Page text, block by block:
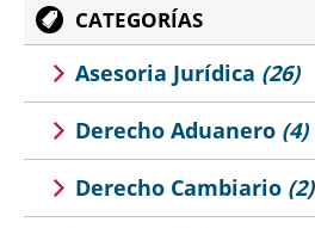
CATEGORÍAS
Asesoria Jurídica (26)
Derecho Aduanero (4)
Derecho Cambiario (2)